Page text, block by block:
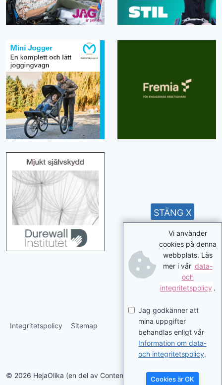
Integritetspolicy Sitemap
© 2026 HejaOlika (en del av Contentverkstan.se)
Vi använder
cookies på denna
webbplats. Läs
mer i vår data-
och
integritetspolicy .
Jag godkänner att
mina uppgifter
behandlas enligt vår
Information om data-
och integritetspolicy.
Cookies är OK
STÄNG X